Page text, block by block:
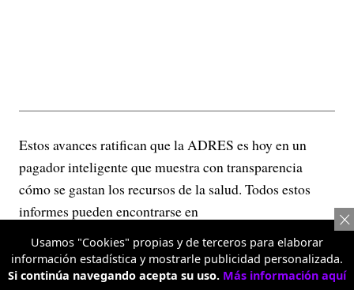
Estos avances ratifican que la ADRES es hoy en un
pagador inteligente que muestra con transparencia
cómo se gastan los recursos de la salud. Todos estos
informes pueden encontrarse en
www.adres.gov.co/analitica
TEMAS RELACIONADOS:
Usamos "Cookies" propias y de terceros para elaborar
información estadística y mostrarle publicidad personalizada.
Si continúa navegando acepta su uso. Más información aquí